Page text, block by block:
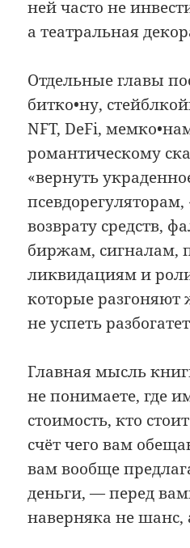
ней часто не
а театральная
Отдельные главы
битко•ну,
NFT, DeFi,
романтическому
«вернуть
возврату средств,
биржам, сигналам,
ликвидациям и
которые разгоняют
не успеть
Главная мысль
не понимаете, где
стоимость, кто
счёт чего вам
вам вообще
деньги, — перед
наверняка не шанс,